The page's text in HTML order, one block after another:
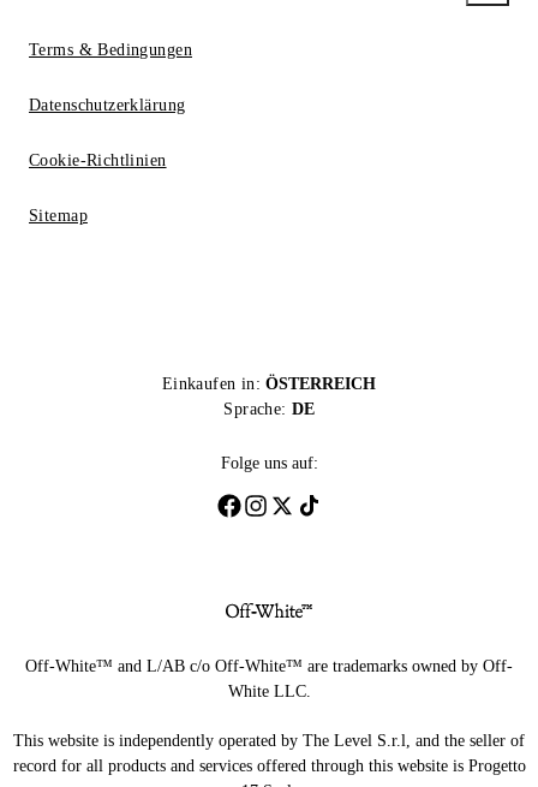
Terms & Bedingungen
Datenschutzerklärung
Cookie-Richtlinien
Sitemap
Einkaufen in: ÖSTERREICH
Sprache: DE
Folge uns auf:
Off-White™ and L/AB c/o Off-White™ are trademarks owned by Off-
White LLC.
This website is independently operated by The Level S.r.l, and the seller of
record for all products and services offered through this website is Progetto